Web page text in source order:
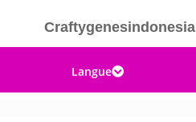
Craftygenesindonesia
Langue